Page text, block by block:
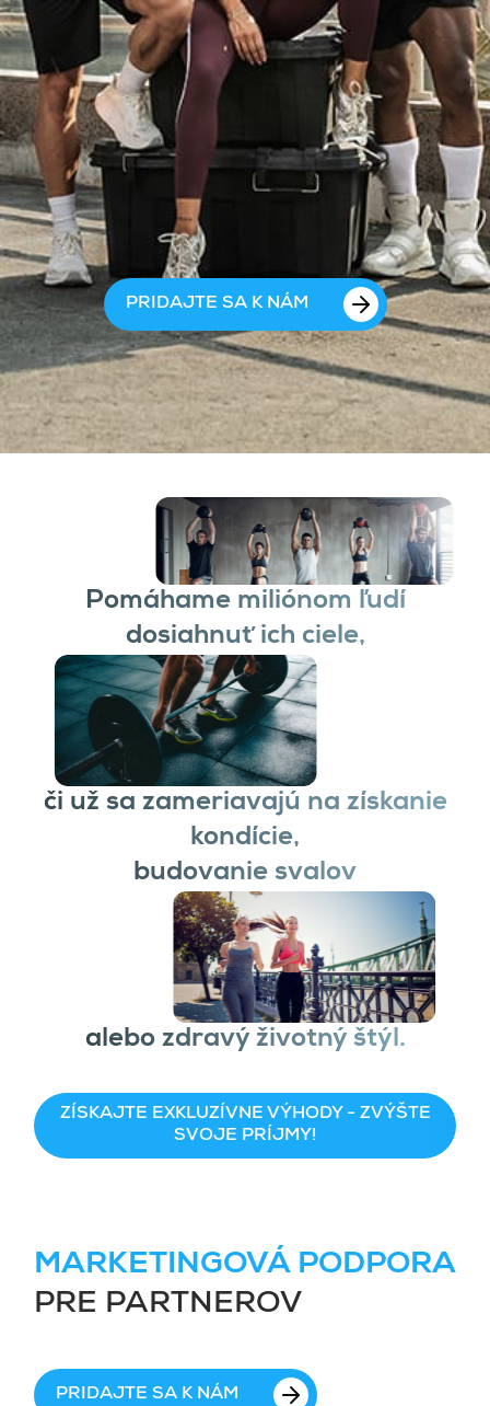
PRIDAJTE SA K NÁM
Pomáhame miliónom ľudí
dosiahnuť ich ciele,
či už sa zameriavajú na získanie
kondície,
budovanie svalov
alebo zdravý životný štýl.
ZÍSKAJTE EXKLUZÍVNE VÝHODY - ZVÝŠTE
SVOJE PRÍJMY!
MARKETINGOVÁ PODPORA
PRE PARTNEROV
PRIDAJTE SA K NÁM